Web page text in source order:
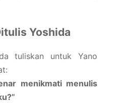
Yoshida
tuliskan untuk Yano
menikmati menulis